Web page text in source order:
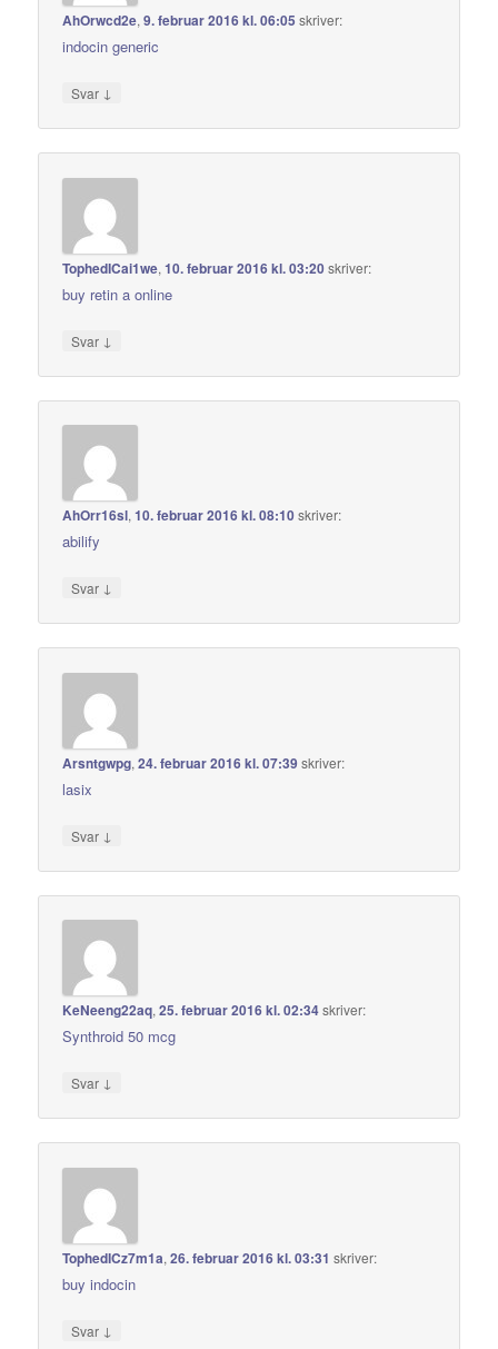
AhOrwcd2e,9. februar 2016 kl. 06:05 skriver:
indocin generic
Svar ↓
TophedICai1we,10. februar 2016 kl. 03:20skriver:
buy retin a online
Svar ↓
AhOrr16sl,10. februar 2016 kl. 08:10skriver:
abilify
Svar ↓
Arsntgwpg,24. februar 2016 kl. 07:39skriver:
lasix
Svar ↓
KeNeeng22aq,25. februar 2016 kl. 02:34skriver:
Synthroid 50 mcg
Svar ↓
TophedICz7m1a,26. februar 2016 kl. 03:31 skriver:
buy indocin
Svar ↓